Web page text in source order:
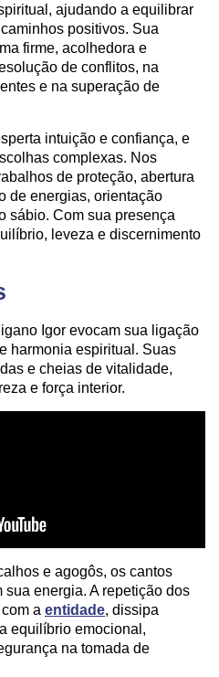
ajudando a equilibrar
positivos. Sua
firme, acolhedora e
de conflitos, na
e na superação de
intuição e confiança, e
complexas. Nos
de proteção, abertura
de energias, orientação
sábio. Com sua presença
leveza e discernimento
Igor evocam sua ligação
harmonia espiritual. Suas
e cheias de vitalidade,
e força interior.
e agogôs, os cantos
energia. A repetição dos
a entidade, dissipa
equilíbrio emocional,
na tomada de